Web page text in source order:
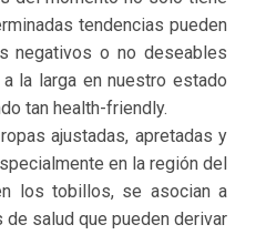
tendencias pueden
negativos o no deseables
la larga en nuestro estado
tan health-friendly.
ajustadas, apretadas y
en la región del
los tobillos, se asocian a
salud que pueden derivar